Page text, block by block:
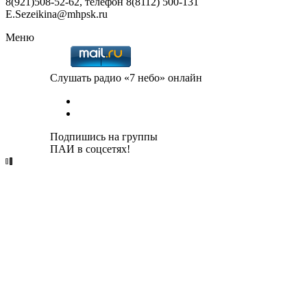
E.Sezeikina@mhpsk.ru
Меню
Слушать радио «7 небо» онлайн
Подпишись на группы
ПАИ в соцсетях!